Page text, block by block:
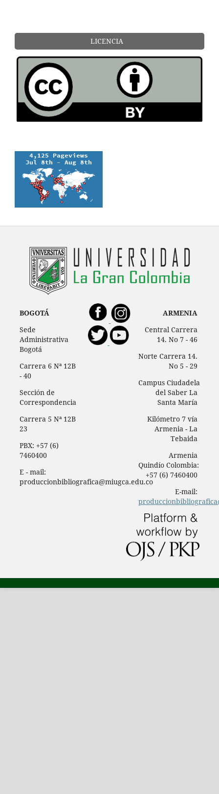
LICENCIA
BOGOTÁ
Sede
Administrativa
Bogotá
Carrera 6 Nª 12B
- 40
Sección de
Correspondencia
Carrera 5 Nª 12B
23
PBX: +57 (6)
7460400
E - mail:
produccionbibliografica@miugca.edu.co
ARMENIA
Central Carrera
14. No 7 - 46
Norte Carrera 14.
No 5 - 29
Campus Ciudadela
del Saber La
Santa María
Kilómetro 7 vía
Armenia - La
Tebaida
Armenia
Quindío Colombia:
+57 (6) 7460400
E-mail: